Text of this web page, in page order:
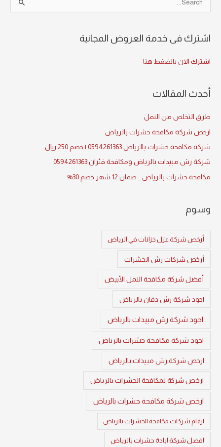
c
o
اشترك فى خدمة العروض المجانية
اشترك الان بالضغط هنا
أحدث المقالات
طرق التخلص من النمل
ارخص شركة مكافحة حشرات بالرياض
شركة مكافحة حشرات بالرياض 0594261363 | خصم 250 ريال
شركة رش مبيدات بالرياض ومكافحة فئران 0594261363
مكافحة حشرات بالرياض _ ضمان 12 شهر خصم 30%
وسوم
أرخص شركة عزل خزانات في الرياض
أرخص شركات رش الحشرات
أفضل شركة مكافحة النمل الأبيض
اجود شركة رش دفان بالرياض
اجود شركة رش مبيدات بالرياض
اجود شركة مكافحة حشرات بالرياض
ارخص شركة رش مبيدات بالرياض
ارخص شركة لمكافحة الحشرات بالرياض
ارخص شركة مكافحة حشرات بالرياض
ارقام شركات مكافحة الحشرات بالرياض
افضل شركة ابادة حشرات بالرياض